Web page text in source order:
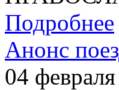
Подробнее
Анонс
04